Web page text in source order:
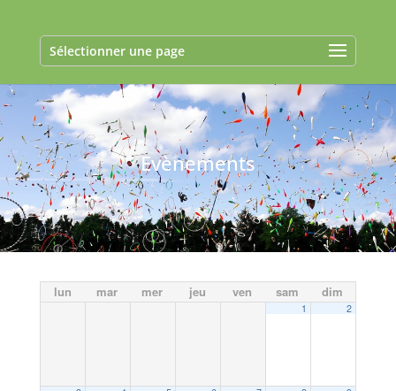
Sélectionner une page
Evènements
lun mar mer jeu ven sam dim
1 2